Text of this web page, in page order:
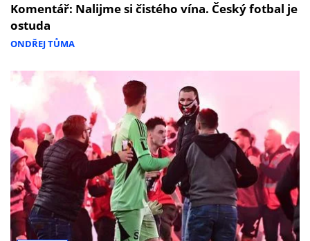
Komentář: Nalijme si čistého vína. Český fotbal je
ostuda
ONDŘEJ TŮMA